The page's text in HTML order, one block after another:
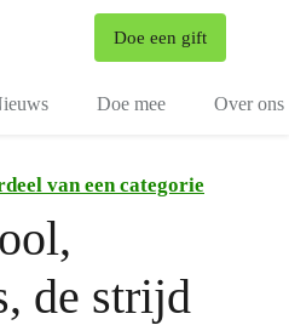
Doe een gift
Doe mee Over ons
van een categorie
de strijd